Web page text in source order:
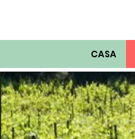
CASA